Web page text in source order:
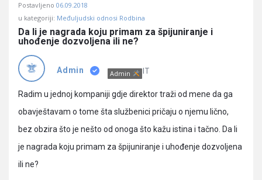
Učene
Latest
Pitanja
Postavljeno 06.09.2018
u kategoriji: Međuljudski odnosi Rodbina
Da li je nagrada koju primam za špijuniranje i
uhođenje dozvoljena ili ne?
Admin Admin IT
Radim u jednoj kompaniji gdje direktor traži od mene da ga
obavještavam o tome šta službenici pričaju o njemu lično,
bez obzira što je nešto od onoga što kažu istina i tačno. Da li
je nagrada koju primam za špijuniranje i uhođenje dozvoljena
ili ne?